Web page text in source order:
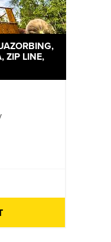
ZIP LINE,